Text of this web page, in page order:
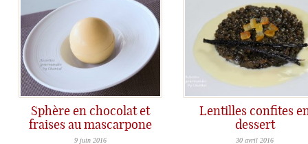
Sphère en chocolat et
fraises au mascarpone
Des Sphères éphémères de chocolat blanc qui se dévoilent sous un coulis de chocolat noir... gourmandise assurée!
9 juin 2016
Lentilles confites
dessert
Un dessert original pour surprendre vos amis!
30 avril 2016